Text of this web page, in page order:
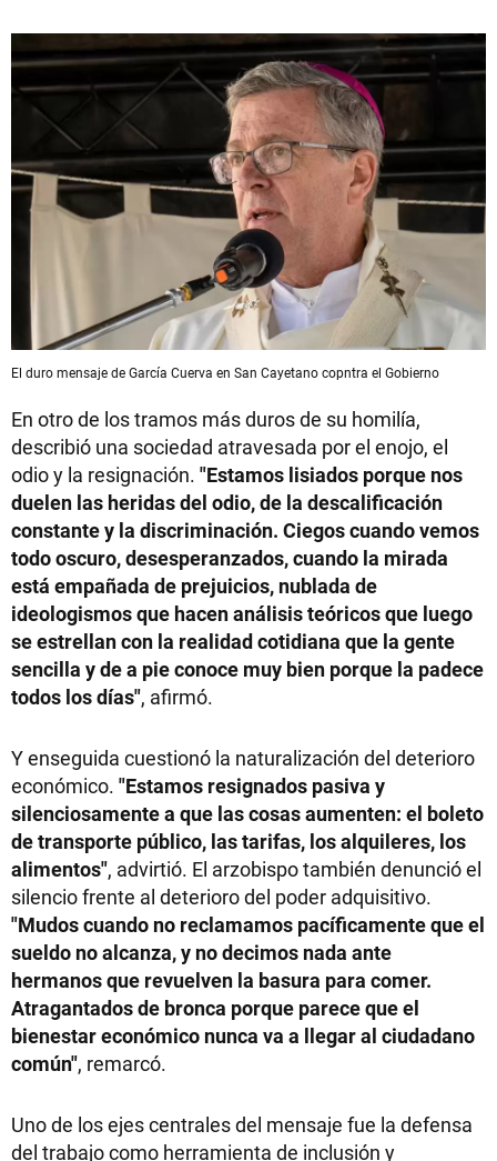
El duro mensaje de García Cuerva en San Cayetano copntra el Gobierno
En otro de los tramos más duros de su homilía,
describió una sociedad atravesada por el enojo, el
odio y la resignación. "Estamos lisiados porque nos
duelen las heridas del odio, de la descalificación
constante y la discriminación. Ciegos cuando vemos
todo oscuro, desesperanzados, cuando la mirada
está empañada de prejuicios, nublada de
ideologismos que hacen análisis teóricos que luego
se estrellan con la realidad cotidiana que la gente
sencilla y de a pie conoce muy bien porque la padece
todos los días", afirmó.
Y enseguida cuestionó la naturalización del deterioro
económico. "Estamos resignados pasiva y
silenciosamente a que las cosas aumenten: el boleto
de transporte público, las tarifas, los alquileres, los
alimentos", advirtió. El arzobispo también denunció el
silencio frente al deterioro del poder adquisitivo.
"Mudos cuando no reclamamos pacíficamente que el
sueldo no alcanza, y no decimos nada ante
hermanos que revuelven la basura para comer.
Atragantados de bronca porque parece que el
bienestar económico nunca va a llegar al ciudadano
común", remarcó.
Uno de los ejes centrales del mensaje fue la defensa
del trabajo como herramienta de inclusión y